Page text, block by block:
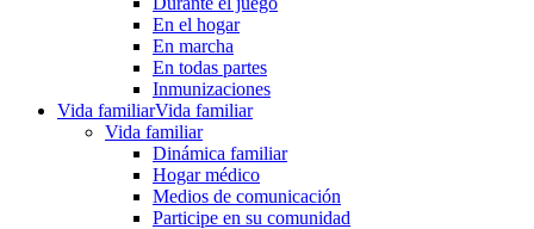
En el hogar
En marcha
En todas partes
Inmunizaciones
Vida familiarVida familiar
Vida familiar
Dinámica familiar
Hogar médico
Medios de comunicación
Participe en su comunidad